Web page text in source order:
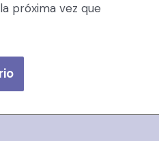
próxima vez que